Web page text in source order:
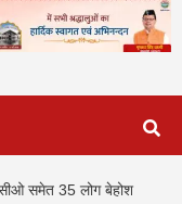
समेत 35 लोग बेहोश